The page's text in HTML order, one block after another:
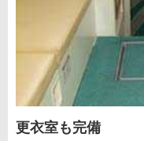
更衣室も完備